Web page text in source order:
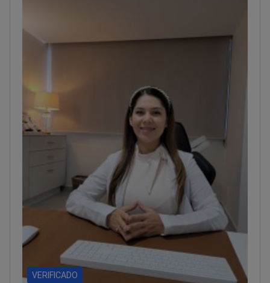
Dezawa. Es un servicio clave en su práctica.
VERIFICADO